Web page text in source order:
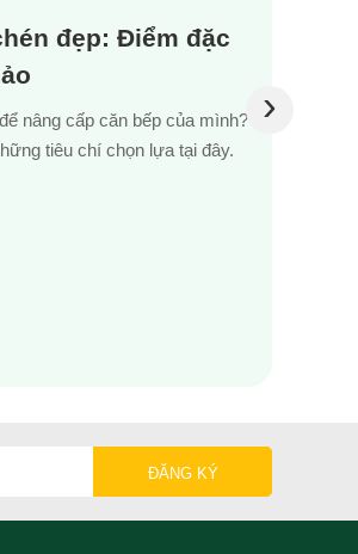
đẹp: Điểm đặc
nâng cấp căn bếp của mình?
tiêu chí chọn lựa tại đây.
›